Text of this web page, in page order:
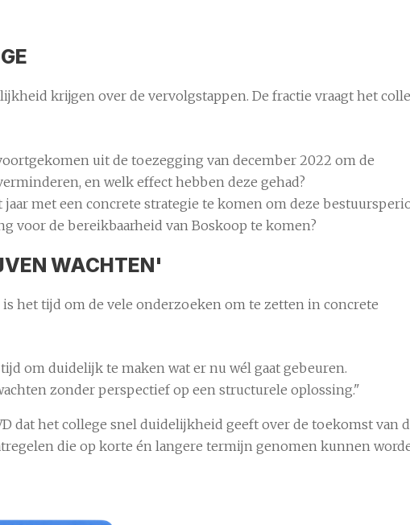
krijgen over de vervolgstappen. De fractie vraagt het
uit de toezegging van december 2022 om de
en welk effect hebben deze gehad?
met een concrete strategie te komen om deze
voor de bereikbaarheid van Boskoop te komen?
WACHTEN'
het tijd om de vele onderzoeken om te zetten in concrete
om duidelijk te maken wat er nu wél gaat gebeuren.
zonder perspectief op een structurele oplossing."
dat het college snel duidelijkheid geeft over de toekomst van
die op korte én langere termijn genomen kunnen